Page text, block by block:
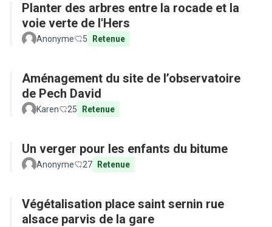
Planter des arbres entre la rocade et la
voie verte de l'Hers
Anonyme 5 Retenue
Aménagement du site de l’observatoire
de Pech David
Karen 25 Retenue
Un verger pour les enfants du bitume
Anonyme 27 Retenue
Végétalisation place saint sernin rue
alsace parvis de la gare